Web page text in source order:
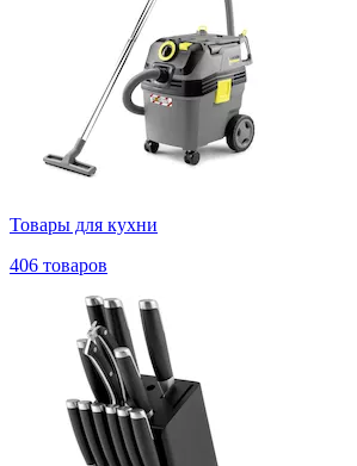
Товары для кухни
406 товаров